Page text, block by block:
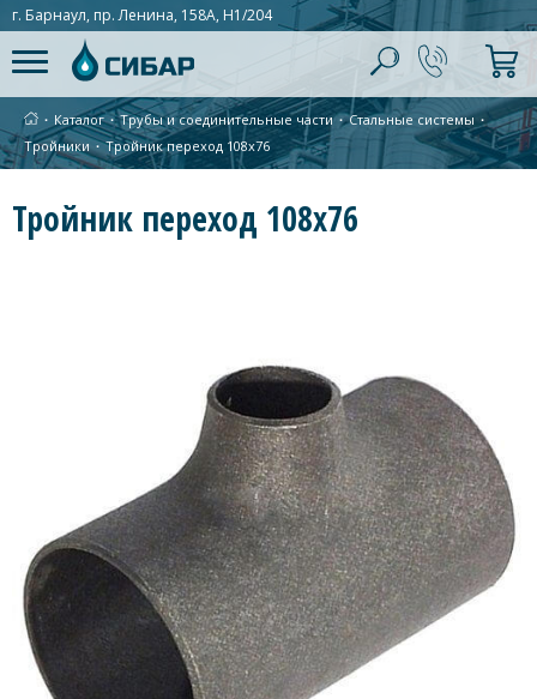
г. Барнаул, пр. Ленина, 158А, Н1/204
∙ Каталог ∙Трубы и соединительные части ∙Стальные системы ∙
Тройники ∙Тройник переход 108х76
Тройник переход 108х76